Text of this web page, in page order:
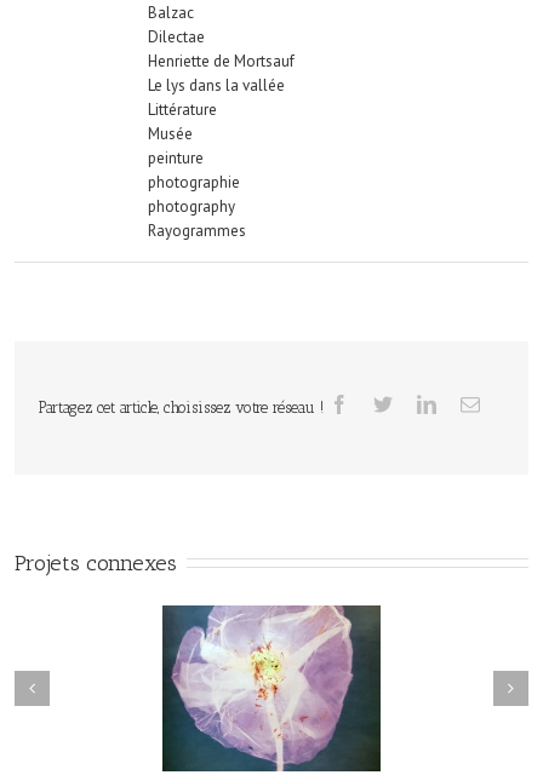
Balzac
Dilectae
Henriette de Mortsauf
Le lys dans la vallée
Littérature
Musée
peinture
photographie
photography
Rayogrammes
Partagez cet article, choisissez votre réseau !
Projets connexes
Herbier#031